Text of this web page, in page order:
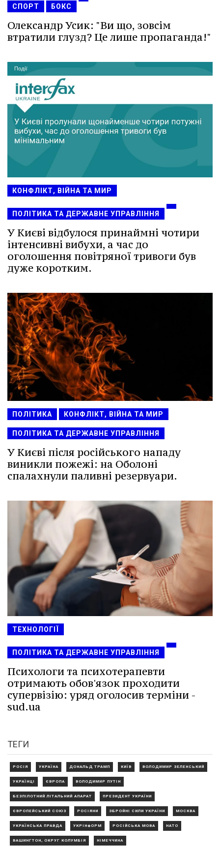
СПОРТ БОКС
Олександр Усик: "Ви що, зовсім
втратили глузд? Це лише пропаганда!"
КОНФЛІКТ, ВІЙНА ТА МИР
ПОЛІТИКА ТА ДЕРЖАВНЕ УПРАВЛІННЯ
У Києві відбулося принаймні чотири
інтенсивні вибухи, а час до
оголошення повітряної тривоги був
дуже коротким.
ПОЛІТИКА КОНФЛІКТ, ВІЙНА ТА МИР
ПОЛІТИКА ТА ДЕРЖАВНЕ УПРАВЛІННЯ
У Києві після російського нападу
виникли пожежі: на Оболоні
спалахнули паливні резервуари.
ТЕХНОЛОГІЇ
ПОЛІТИКА ТА ДЕРЖАВНЕ УПРАВЛІННЯ
Психологи та психотерапевти
отримають обов'язок проходити
супервізію: уряд оголосив терміни -
sud.ua
ТЕГИ
РОСІЯ УКРАЇНА ДОНАЛЬД ТРАМП КИЇВ ВОЛОДИМИР ЗЕЛЕНСЬКИЙ
УКРАЇНЦІ ЄВРОПА ВОЛОДИМИР ПУТІН
БЕЗПІЛОТНИЙ ЛІТАЛЬНИЙ АПАРАТ ПРЕЗИДЕНТ УКРАЇНИ
ЄВРОПЕЙСЬКИЙ СОЮЗ РОСІЯНИ ЗБРОЙНІ СИЛИ УКРАЇНИ МОСКВА
УКРАЇНСЬКА ПРАВДА УКРІНФОРМ РОСІЙСЬКА МОВА НАТО
ВАШИНГТОН, ОКРУГ КОЛУМБІЯ НІМЕЧЧИНА